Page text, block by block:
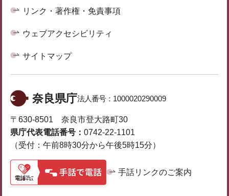
リンク・著作権・免責事項
ウェブアクセシビリティ
サイトマップ
奈良県庁法人番号： 1000020290009
〒630-8501 奈良市登大路町30
県庁代表電話番号： 0742-22-1101
（受付：午前8時30分から午後5時15分）
手話リンクのご案内